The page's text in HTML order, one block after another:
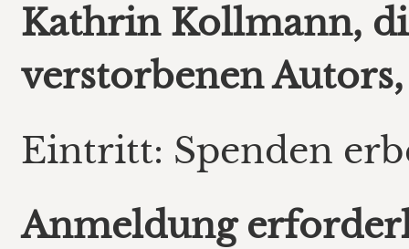
Kathrin Kollmann,
verstorbenen
Eintritt: Spenden
Anmeldung